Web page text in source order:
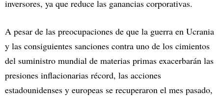
inversores, ya que reduce las ganancias corporativas.
A pesar de las preocupaciones de que la guerra en Ucrania
y las consiguientes sanciones contra uno de los cimientos
del suministro mundial de materias primas exacerbarán las
presiones inflacionarias récord, las acciones
estadounidenses y europeas se recuperaron el mes pasado,